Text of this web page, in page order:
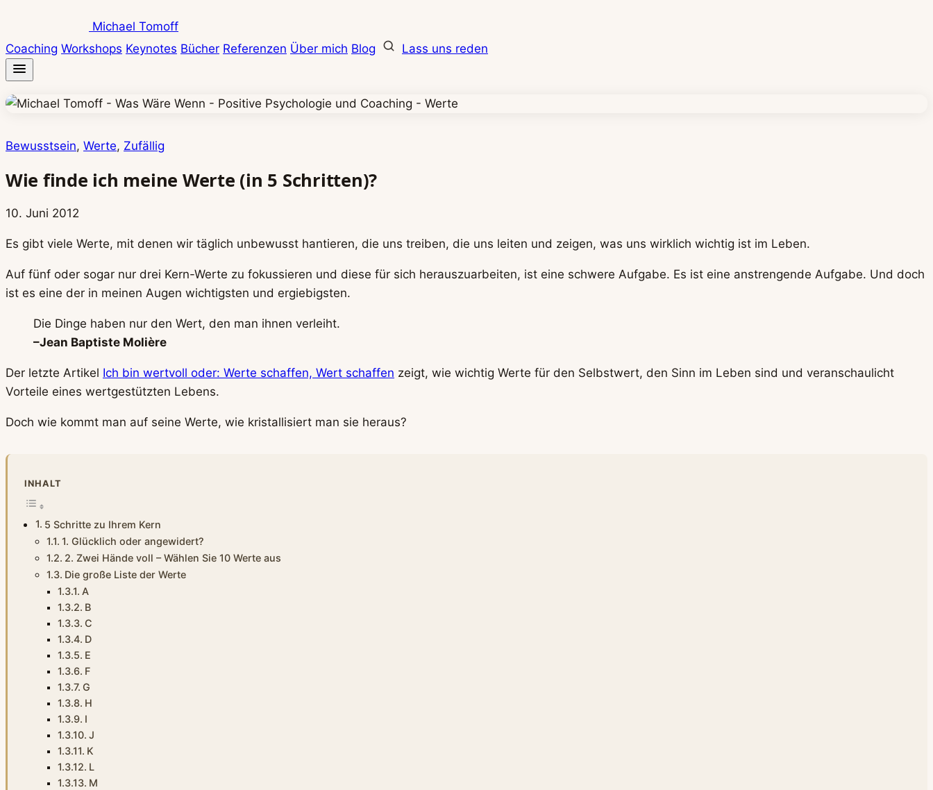
springen
Michael Tomoff
Coaching Workshops Keynotes Bücher Referenzen Über mich Blog Lass uns reden
Bewusstsein, Werte, Zufällig
Wie finde ich meine Werte (in 5 Schritten)?
10. Juni 2012
Es gibt viele Werte, mit denen wir täglich unbewusst hantieren, die uns treiben, die uns leiten und zeigen, was uns wirklich wichtig ist im Leben.
Auf fünf oder sogar nur drei Kern-Werte zu fokussieren und diese für sich herauszuarbeiten, ist eine schwere Aufgabe. Es ist eine anstrengende Aufgabe. Und doch
ist es eine der in meinen Augen wichtigsten und ergiebigsten.
Die Dinge haben nur den Wert, den man ihnen verleiht.
–Jean Baptiste Molière
Der letzte Artikel Ich bin wertvoll oder: Werte schaffen, Wert schaffen zeigt, wie wichtig Werte für den Selbstwert, den Sinn im Leben sind und veranschaulicht
Vorteile eines wertgestützten Lebens.
Doch wie kommt man auf seine Werte, wie kristallisiert man sie heraus?
INHALT
5 Schritte zu Ihrem Kern
1. Glücklich oder angewidert?
2. Zwei Hände voll – Wählen Sie 10 Werte aus
Die große Liste der Werte
A
B
C
D
E
F
G
H
I
J
K
L
M